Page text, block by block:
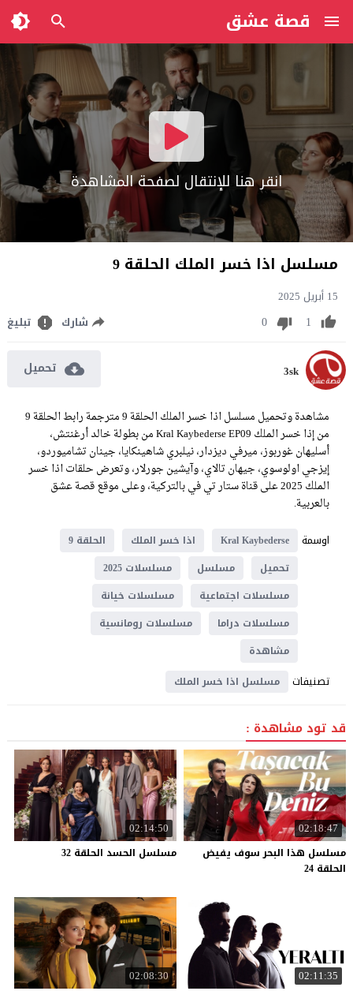
قصة عشق
انقر هنا للإنتقال لصفحة المشاهدة
مسلسل اذا خسر الملك الحلقة 9
15 أبريل 2025
1
0 شارك تبليغ
3sk تحميل
مشاهدة وتحميل مسلسل اذا خسر الملك الحلقة 9 مترجمة رابط الحلقة 9
من إذا خسر الملك Kral Kaybederse EP09 من بطولة خالد أرغنتش،
أسليهان غوربوز، ميرفي ديزدار، نيلبري شاهينكايا، جينان تشاميوردو،
إيزجي اولوسوي، جيهان تالاي، وآيشين جورلار، وتعرض حلقات اذا خسر
الملك 2025 على قناة ستار تي في بالتركية، وعلى موقع قصة عشق
بالعربية.
اوسمة
Kral Kaybederse اذا خسر الملك
الحلقة 9
تحميل
مسلسل
مسلسلات 2025
مسلسلات اجتماعية
مسلسلات خيانة
مسلسلات دراما
مسلسلات رومانسية
مشاهدة
تصنيفات مسلسل اذا خسر الملك
قد تود مشاهدة :
02:18:47
مسلسل هذا البحر سوف يفيض
الحلقة 24
02:14:50
مسلسل الحسد الحلقة 32
02:11:35
02:08:30